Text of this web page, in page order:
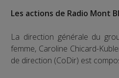
Les actions de Radio Mont
La direction générale du
femme, Caroline Chicard-
de direction (CoDir) est